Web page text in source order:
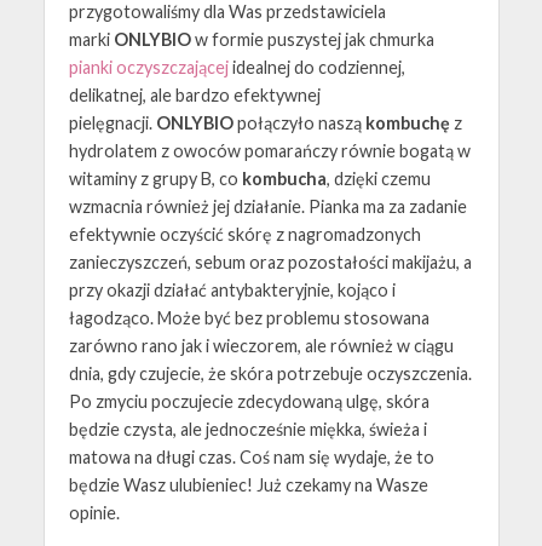
przygotowaliśmy dla Was przedstawiciela
marki ONLYBIOw formie puszystej jak chmurka
pianki oczyszczającejidealnej do codziennej,
delikatnej, ale bardzo efektywnej
pielęgnacji. ONLYBIOpołączyło naszą kombuchę z
hydrolatem z owoców pomarańczy równie bogatą w
witaminy z grupy B, co kombucha, dzięki czemu
wzmacnia również jej działanie. Pianka ma za zadanie
efektywnie oczyścić skórę z nagromadzonych
zanieczyszczeń, sebum oraz pozostałości makijażu, a
przy okazji działać antybakteryjnie, kojąco i
łagodząco. Może być bez problemu stosowana
zarówno rano jak i wieczorem, ale również w ciągu
dnia, gdy czujecie, że skóra potrzebuje oczyszczenia.
Po zmyciu poczujecie zdecydowaną ulgę, skóra
będzie czysta, ale jednocześnie miękka, świeża i
matowa na długi czas. Coś nam się wydaje, że to
będzie Wasz ulubieniec! Już czekamy na Wasze
opinie.